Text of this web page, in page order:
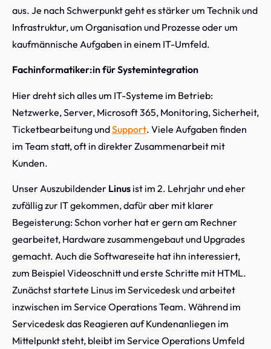
aus. Je nach Schwerpunkt geht es stärker um Technik und
Infrastruktur, um Organisation und Prozesse oder um
kaufmännische Aufgaben in einem IT-Umfeld.
Fachinformatiker:in für Systemintegration
Hier dreht sich alles um IT-Systeme im Betrieb:
Netzwerke, Server, Microsoft 365, Monitoring, Sicherheit,
Ticketbearbeitung undSupport. Viele Aufgaben finden
im Team statt, oft in direkter Zusammenarbeit mit
Kunden.
Unser Auszubildender Linus ist im 2. Lehrjahr und eher
zufällig zur IT gekommen, dafür aber mit klarer
Begeisterung: Schon vorher hat er gern am Rechner
gearbeitet, Hardware zusammengebaut und Upgrades
gemacht. Auch die Softwareseite hat ihn interessiert,
zum Beispiel Videoschnitt und erste Schritte mit HTML.
Zunächst startete Linus im Servicedesk und arbeitet
inzwischen im Service Operations Team. Während im
Servicedesk das Reagieren auf Kundenanliegen im
Mittelpunkt steht, bleibt im Service Operations Umfeld